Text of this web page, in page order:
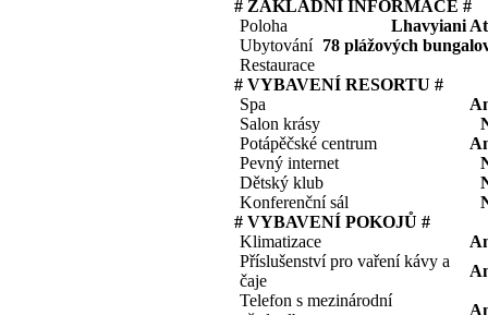
# ZÁKLADNÍ INFORMACE #
Poloha
Lhavyiani
Ubytování 78 plážových
Restaurace
# VYBAVENÍ RESORTU #
Spa
Salon krásy
Potápěčské centrum
Pevný internet
Dětský klub
Konferenční sál
# VYBAVENÍ POKOJŮ #
Klimatizace
Příslušenství pro vaření kávy a
čaje
Telefon s mezinárodní